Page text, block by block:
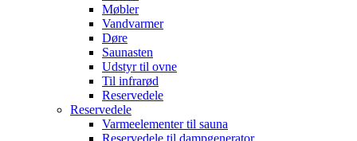
Møbler
Vandvarmer
Døre
Saunasten
Udstyr til ovne
Til infrarød
Reservedele
Reservedele
Varmeelementer til sauna
Reservedele til dampgenerator